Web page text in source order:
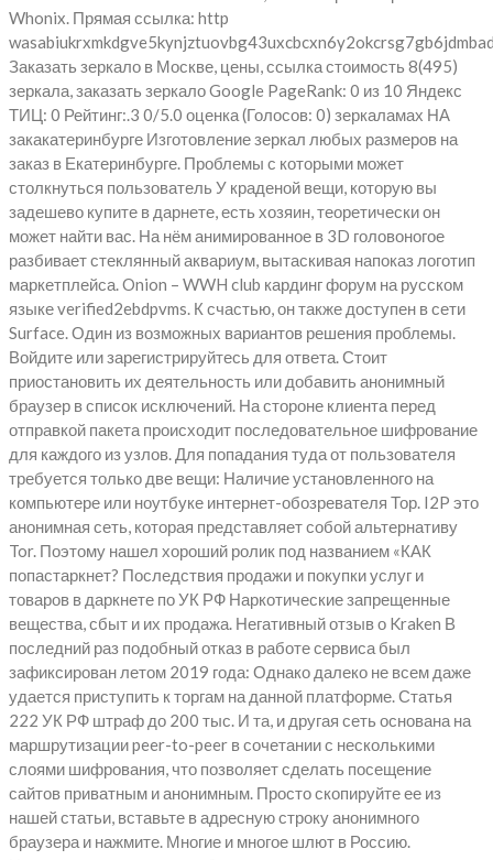
Whonix. Прямая ссылка: http
Заказать зеркало в Москве, цены, ссылка стоимость 8(495)
зеркала, заказать зеркало Google PageRank: 0 из 10 Яндекс
ТИЦ: 0 Рейтинг:.3 0/5.0 оценка (Голосов: 0) зеркаламах НА
закакатеринбурге Изготовление зеркал любых размеров на
заказ в Екатеринбурге. Проблемы с которыми может
столкнуться пользователь У краденой вещи, которую вы
задешево купите в дарнете, есть хозяин, теоретически он
может найти вас. На нём анимированное в 3D головоногое
разбивает стеклянный аквариум, вытаскивая напоказ логотип
маркетплейса. Onion – WWH club кардинг форум на русском
языке verified2ebdpvms. К счастью, он также доступен в сети
Surface. Один из возможных вариантов решения проблемы.
Войдите или зарегистрируйтесь для ответа. Стоит
приостановить их деятельность или добавить анонимный
браузер в список исключений. На стороне клиента перед
отправкой пакета происходит последовательное шифрование
для каждого из узлов. Для попадания туда от пользователя
требуется только две вещи: Наличие установленного на
компьютере или ноутбуке интернет-обозревателя Тор. I2P это
анонимная сеть, которая представляет собой альтернативу
Tor. Поэтому нашел хороший ролик под названием «КАК
попастаркнет? Последствия продажи и покупки услуг и
товаров в даркнете по УК РФ Наркотические запрещенные
вещества, сбыт и их продажа. Негативный отзыв о Kraken В
последний раз подобный отказ в работе сервиса был
зафиксирован летом 2019 года: Однако далеко не всем даже
удается приступить к торгам на данной платформе. Статья
222 УК РФ штраф до 200 тыс. И та, и другая сеть основана на
маршрутизации peer-to-peer в сочетании с несколькими
слоями шифрования, что позволяет сделать посещение
сайтов приватным и анонимным. Просто скопируйте ее из
нашей статьи, вставьте в адресную строку анонимного
браузера и нажмите. Многие и многое шлют в Россию.